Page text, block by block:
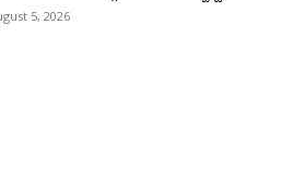
5, 2026